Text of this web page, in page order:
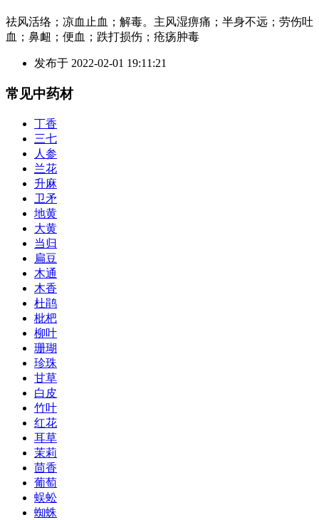
祛风活络；凉血止血；解毒。主风湿痹痛；半身不远；劳伤吐
血；鼻衄；便血；跌打损伤；疮疡肿毒
发布于 2022-02-01 19:11:21
常见中药材
丁香
三七
人参
兰花
升麻
卫矛
地黄
大黄
当归
扁豆
木通
木香
杜鹃
枇杷
柳叶
珊瑚
珍珠
甘草
白皮
竹叶
红花
耳草
茉莉
茴香
葡萄
蜈蚣
蜘蛛